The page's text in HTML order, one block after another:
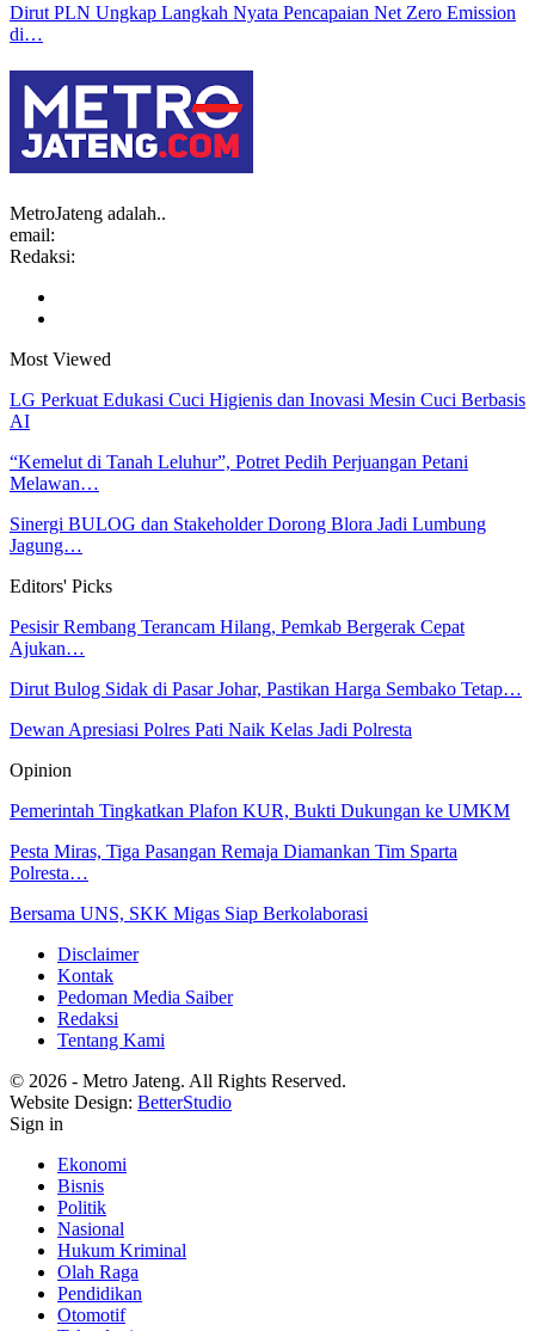
Dirut PLN Ungkap Langkah Nyata Pencapaian Net Zero Emission
di…
MetroJateng adalah..
email:
Redaksi:
Most Viewed
LG Perkuat Edukasi Cuci Higienis dan Inovasi Mesin Cuci Berbasis
AI
“Kemelut di Tanah Leluhur”, Potret Pedih Perjuangan Petani
Melawan…
Sinergi BULOG dan Stakeholder Dorong Blora Jadi Lumbung
Jagung…
Editors' Picks
Pesisir Rembang Terancam Hilang, Pemkab Bergerak Cepat
Ajukan…
Dirut Bulog Sidak di Pasar Johar, Pastikan Harga Sembako Tetap…
Dewan Apresiasi Polres Pati Naik Kelas Jadi Polresta
Opinion
Pemerintah Tingkatkan Plafon KUR, Bukti Dukungan ke UMKM
Pesta Miras, Tiga Pasangan Remaja Diamankan Tim Sparta
Polresta…
Bersama UNS, SKK Migas Siap Berkolaborasi
Disclaimer
Kontak
Pedoman Media Saiber
Redaksi
Tentang Kami
© 2026 - Metro Jateng. All Rights Reserved.
Website Design: BetterStudio
Sign in
Ekonomi
Bisnis
Politik
Nasional
Hukum Kriminal
Olah Raga
Pendidikan
Otomotif